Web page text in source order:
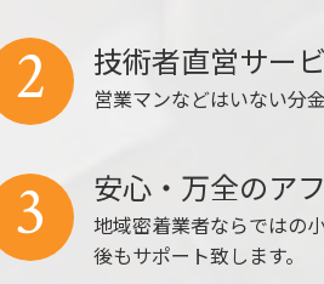
技術者直営サー
営業マンなどはいない分
2
安心・万全のア
地域密着業者ならではの
後もサポート致します。
3